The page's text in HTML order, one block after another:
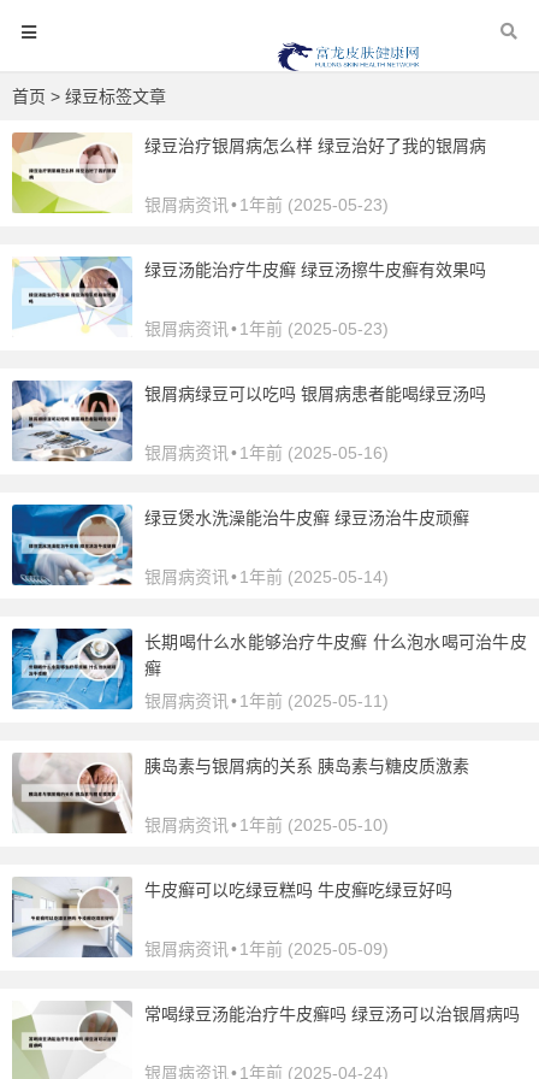
首页 > 绿豆标签文章
绿豆治疗银屑病怎么样 绿豆治好了我的银屑病
银屑病资讯 •1年前 (2025-05-23)
绿豆汤能治疗牛皮癣 绿豆汤擦牛皮癣有效果吗
银屑病资讯 •1年前 (2025-05-23)
银屑病绿豆可以吃吗 银屑病患者能喝绿豆汤吗
银屑病资讯 •1年前 (2025-05-16)
绿豆煲水洗澡能治牛皮癣 绿豆汤治牛皮顽癣
银屑病资讯 •1年前 (2025-05-14)
长期喝什么水能够治疗牛皮癣 什么泡水喝可治牛皮
癣
银屑病资讯 •1年前 (2025-05-11)
胰岛素与银屑病的关系 胰岛素与糖皮质激素
银屑病资讯 •1年前 (2025-05-10)
牛皮癣可以吃绿豆糕吗 牛皮癣吃绿豆好吗
银屑病资讯 •1年前 (2025-05-09)
常喝绿豆汤能治疗牛皮癣吗 绿豆汤可以治银屑病吗
银屑病资讯 •1年前 (2025-04-24)